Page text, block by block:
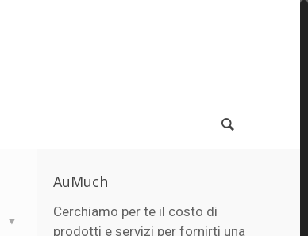
AuMuch
Cerchiamo per te il costo di
prodotti e servizi per fornirti una